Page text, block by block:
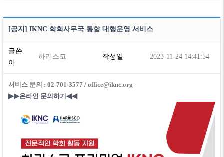
[공지] IKNC 학회사무국 통합 대행운영 서비스
글쓴
이
하리스코 작성일 2023-11-24 14:41:54
서비스 문의 : 02-701-3577 / office@iknc.org
▶▶​​온라인 문의하기 ◀◀